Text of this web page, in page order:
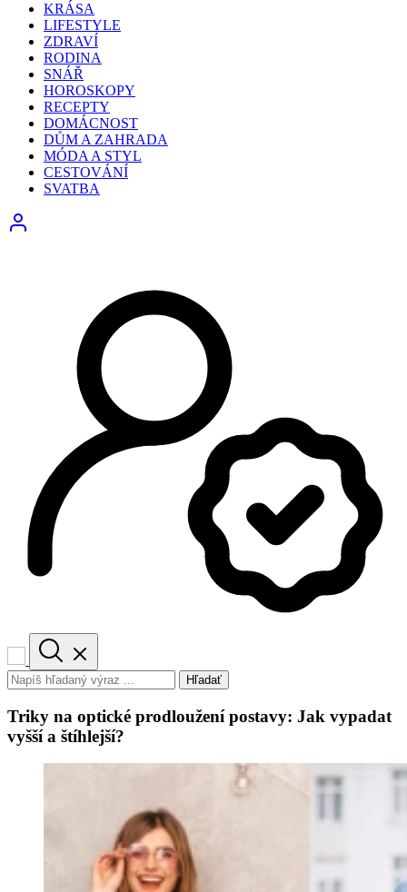
KRÁSA
LIFESTYLE
ZDRAVÍ
RODINA
SNÁŘ
HOROSKOPY
RECEPTY
DOMÁCNOST
DŮM A ZAHRADA
MÓDA A STYL
CESTOVÁNÍ
SVATBA
Hľadať
Triky na optické prodloužení postavy: Jak vypadat
vyšší a štíhlejší?